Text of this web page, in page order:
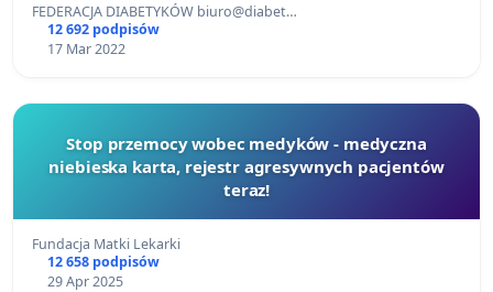
FEDERACJA DIABETYKÓW biuro@diabet…
12 692 podpisów
17 Mar 2022
Stop przemocy wobec medyków - medyczna
niebieska karta, rejestr agresywnych pacjentów
teraz!
Fundacja Matki Lekarki
12 658 podpisów
29 Apr 2025